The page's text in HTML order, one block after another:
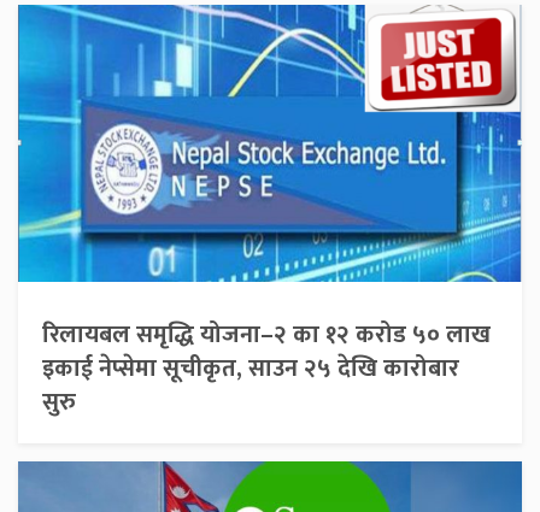
रिलायबल समृद्धि योजना–२ का १२ करोड ५० लाख
इकाई नेप्सेमा सूचीकृत, साउन २५ देखि कारोबार
सुरु